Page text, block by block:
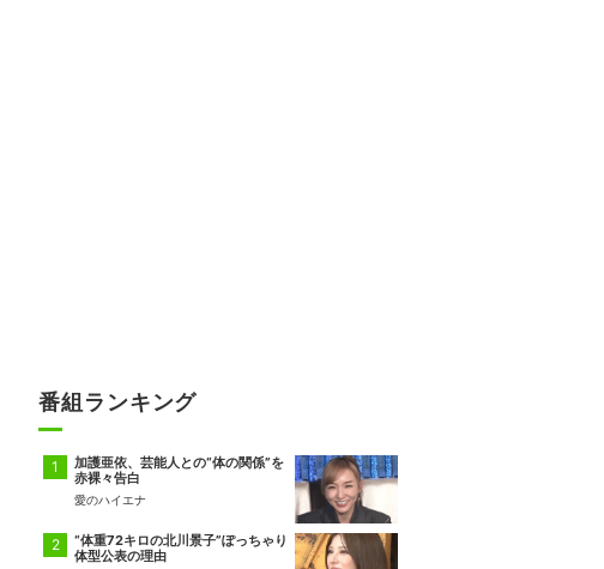
番組ランキング
加護亜依、芸能人との“体の関係”を
赤裸々告白
愛のハイエナ
“体重72キロの北川景子”ぽっちゃり
体型公表の理由